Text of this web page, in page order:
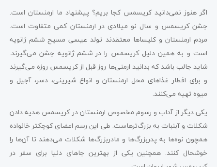
اگر هنوز نمی‌دانید کریسمس کجا بریم؟ پیشنهاد ما ارمنستان است.
جشن کریسمس و سال نو میلادی در ارمنستان کمی متفاوت است.
مردم ارمنستان و کلیساها معتقدند تولد عیسی مسیح ششم ژانویه
است و به همین دلیل کریسمس را در ششم ژانویه جشن می‌گیرند.
شاید جالب باشد که بدانید ارمنی‌ها روز قبل از کریسمس روزه می‌گیرند
و برای افطار غذاهای محل ارمنستان و انواع شیرینی، دسر، آجیل و
میوه تهیه می‌کنند.
یکی دیگر از آداب و رسوم مخصوص ارمنستان در کریسمس هدیه دادن
شکلات و آبنبات به بزرگ‌ترهاست. طی این رسم اعضای کوچکتر خانواده
همچون نوه‌ها به پدربزرگ‌ها و مادربزرگ‌ها شکلات می‌دهند تا آن‌ها را
خوشحال کنند. همچنین یکی از بهترین جاهای دنیا برای سفر در